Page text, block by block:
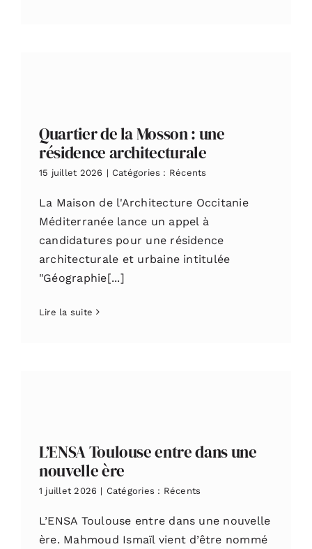
Quartier de la Mosson : une
résidence architecturale
15 juillet 2026 | Catégories : Récents
La Maison de l'Architecture Occitanie
Méditerranée lance un appel à
candidatures pour une résidence
architecturale et urbaine intitulée
"Géographie[...]
Lire la suite
L’ENSA Toulouse entre dans une
nouvelle ère
1 juillet 2026 | Catégories : Récents
L’ENSA Toulouse entre dans une nouvelle
ère. Mahmoud Ismaïl vient d’être nommé